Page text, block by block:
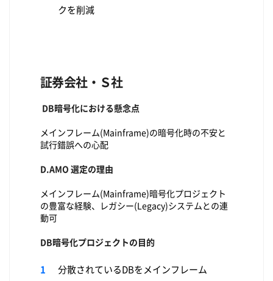
クを削減
証券会社・Ｓ社
DB暗号化における懸念点
メインフレーム(Mainframe)の暗号化時の不安と
試行錯誤への心配
D.AMO 選定の理由
メインフレーム(Mainframe)暗号化プロジェクト
の豊富な経験、レガシー(Legacy)システムとの連
動可
DB暗号化プロジェクトの目的
分散されているDBをメインフレーム